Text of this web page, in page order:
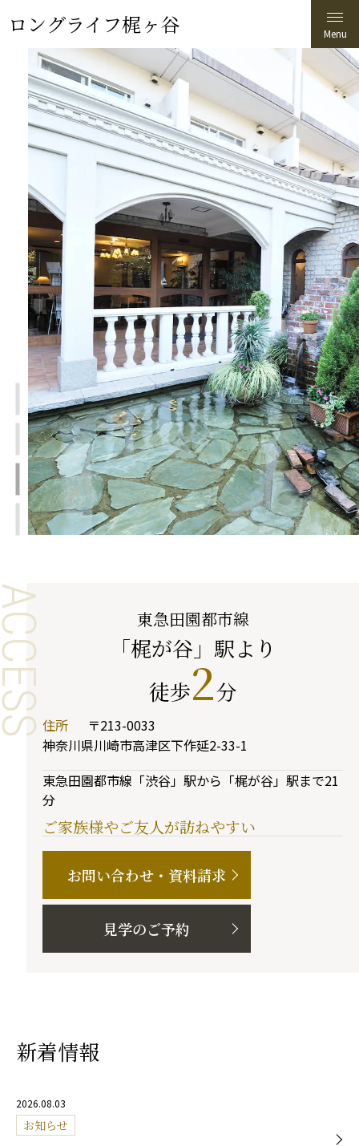
ロングライフ梶ヶ谷
介護付有料老人ホーム
ロングライフ
梶ヶ谷
東急田園都市線
「梶が谷」駅より
徒歩2分
住所
〒213-0033
神奈川県川崎市高津区下作延2-33-1
東急田園都市線「渋谷」駅から「梶が谷」駅まで21
分
ご家族様やご友人が訪ねやすい
お問い合わせ・資料請求
見学のご予約
新着情報
2026.08.03
お知らせ